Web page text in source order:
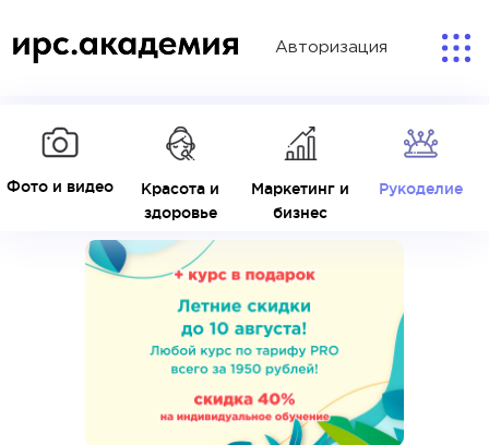
Авторизация
Фото и видео
Красота и
здоровье
Маркетинг и
бизнес
Рукоделие